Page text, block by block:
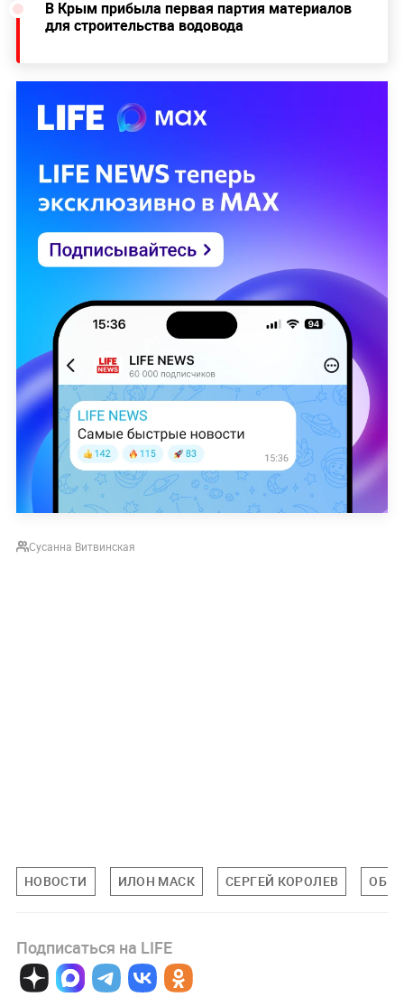
В Крым прибыла первая партия материалов
для строительства водовода
Сусанна Витвинская
НОВОСТИ ИЛОН МАСК СЕРГЕЙ КОРОЛЕВ
Подписаться на LIFE